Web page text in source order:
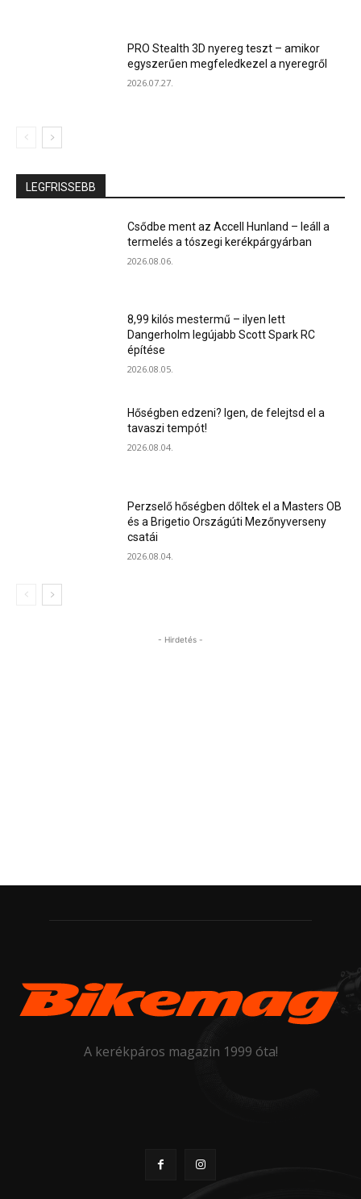
PRO Stealth 3D nyereg teszt – amikor
egyszerűen megfeledkezel a nyeregről
2026.07.27.
LEGFRISSEBB
Csődbe ment az Accell Hunland – leáll a
termelés a tószegi kerékpárgyárban
2026.08.06.
8,99 kilós mestermű – ilyen lett
Dangerholm legújabb Scott Spark RC
építése
2026.08.05.
Hőségben edzeni? Igen, de felejtsd el a
tavaszi tempót!
2026.08.04.
Perzselő hőségben dőltek el a Masters OB
és a Brigetio Országúti Mezőnyverseny
csatái
2026.08.04.
- Hirdetés -
A kerékpáros magazin 1999 óta!